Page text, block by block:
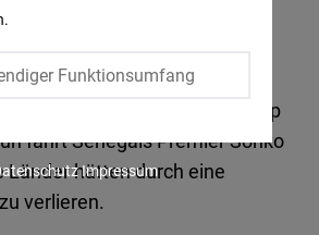
dem Finale beim Afrika-Cup
fährt Senegals Premier Sonko
Länder hätten durch eine
verlieren.
Funktionsumfang
Impressum